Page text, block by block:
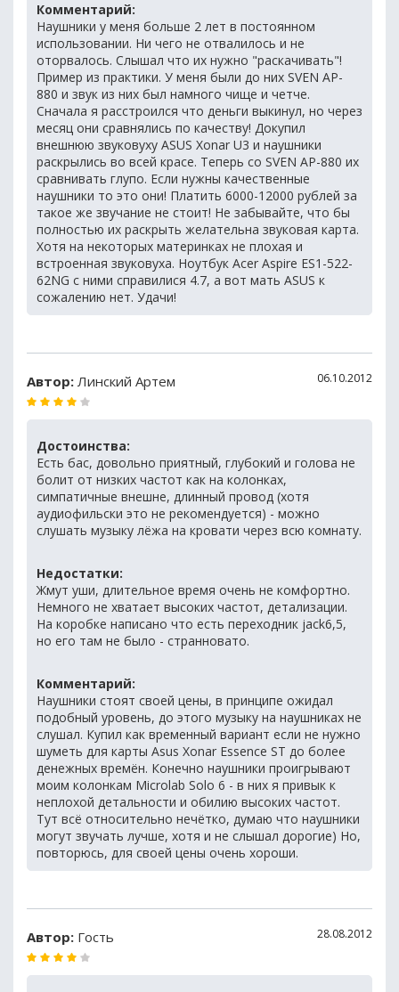
Комментарий:
Наушники у меня больше 2 лет в постоянном
использовании. Ни чего не отвалилось и не
оторвалось. Слышал что их нужно "раскачивать"!
Пример из практики. У меня были до них SVEN AP-
880 и звук из них был намного чище и четче.
Сначала я расстроился что деньги выкинул, но через
месяц они сравнялись по качеству! Докупил
внешнюю звуковуху ASUS Xonar U3 и наушники
раскрылись во всей красе. Теперь со SVEN AP-880 их
сравнивать глупо. Если нужны качественные
наушники то это они! Платить 6000-12000 рублей за
такое же звучание не стоит! Не забывайте, что бы
полностью их раскрыть желательна звуковая карта.
Хотя на некоторых материнках не плохая и
встроенная звуковуха. Ноутбук Acer Aspire ES1-522-
62NG с ними справилися 4.7, а вот мать ASUS к
сожалению нет. Удачи!
Автор: Линский Артем 06.10.2012
Достоинства:
Есть бас, довольно приятный, глубокий и голова не
болит от низких частот как на колонках,
симпатичные внешне, длинный провод (хотя
аудиофильски это не рекомендуется) - можно
слушать музыку лёжа на кровати через всю комнату.
Недостатки:
Жмут уши, длительное время очень не комфортно.
Немного не хватает высоких частот, детализации.
На коробке написано что есть переходник jack6,5,
но его там не было - странновато.
Комментарий:
Наушники стоят своей цены, в принципе ожидал
подобный уровень, до этого музыку на наушниках не
слушал. Купил как временный вариант если не нужно
шуметь для карты Asus Xonar Essence ST до более
денежных времён. Конечно наушники проигрывают
моим колонкам Microlab Solo 6 - в них я привык к
неплохой детальности и обилию высоких частот.
Тут всё относительно нечётко, думаю что наушники
могут звучать лучше, хотя и не слышал дорогие) Но,
повторюсь, для своей цены очень хороши.
Автор: Гость 28.08.2012